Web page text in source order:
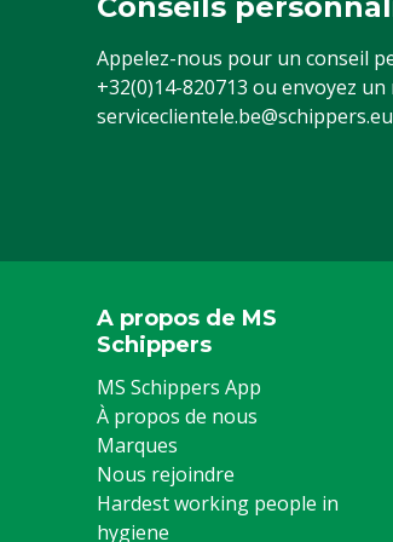
Appelez-nous pour un conseil
+32(0)14-820713 ou envoyez un
serviceclientele.be@schippers.eu
A propos de MS
Schippers
MS Schippers App
À propos de nous
Marques
Nous rejoindre
Hardest working people in
hygiene